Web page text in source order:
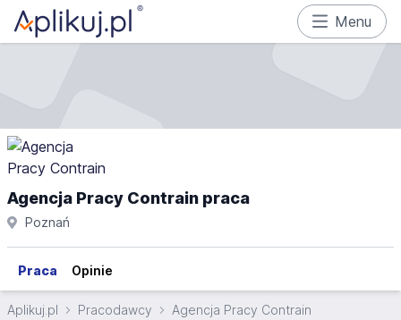
Menu
Agencja Pracy Contrain praca
Poznań
Praca Opinie
Aplikuj.pl Pracodawcy Agencja Pracy Contrain